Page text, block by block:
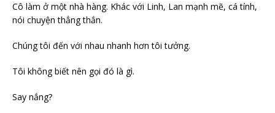
Cô làm ở một nhà hàng. Khác với Linh, Lan mạnh mẽ, cá tính,
nói chuyện thẳng thắn.
Chúng tôi đến với nhau nhanh hơn tôi tưởng.
Tôi không biết nên gọi đó là gì.
Say nắng?